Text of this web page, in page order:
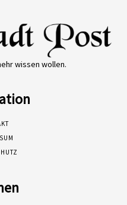
wissen wollen.